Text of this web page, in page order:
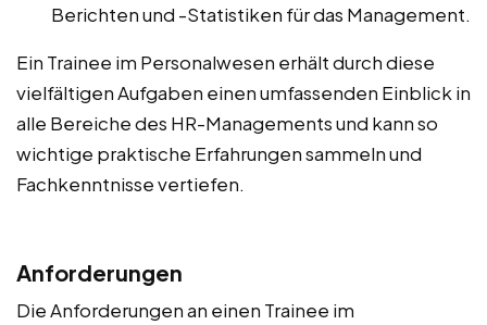
Berichten und -Statistiken für das Management.
Ein Trainee im Personalwesen erhält durch diese
vielfältigen Aufgaben einen umfassenden Einblick in
alle Bereiche des HR-Managements und kann so
wichtige praktische Erfahrungen sammeln und
Fachkenntnisse vertiefen.
Anforderungen
Die Anforderungen an einen Trainee im